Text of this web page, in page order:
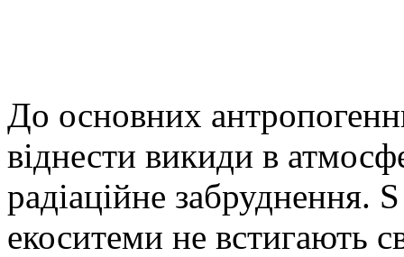
До основних
віднести викиди в
радіаційне забруднення.
екоситеми не встигають